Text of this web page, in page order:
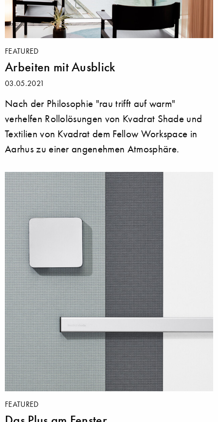
FEATURED
Arbeiten mit Ausblick
03.05.2021
Nach der Philosophie "rau trifft auf warm"
verhelfen Rollolösungen von Kvadrat Shade und
Textilien von Kvadrat dem Fellow Workspace in
Aarhus zu einer angenehmen Atmosphäre.
FEATURED